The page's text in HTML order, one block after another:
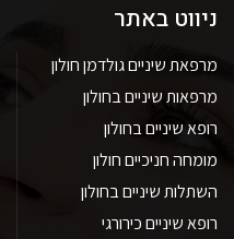
ניווט באתר
מרפאת שיניים גולדמן חולון
מרפאות שיניים בחולון
רופא שיניים בחולון
מומחה חניכיים חולון
השתלות שיניים בחולון
רופא שיניים כירורגי